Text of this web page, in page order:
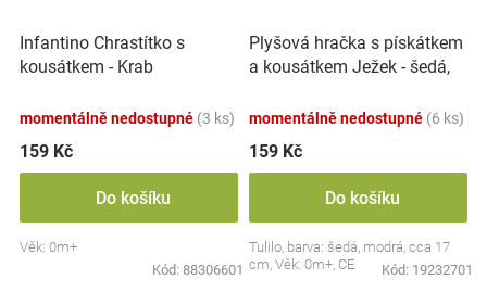
Infantino Chrastítko s
kousátkem - Krab
momentálně nedostupné (3 ks)
159 Kč
Do košíku
Věk: 0m+
Kód: 88306601
Plyšová hračka s pískátkem
a kousátkem Ježek - šedá,
momentálně nedostupné (6 ks)
159 Kč
Do košíku
Tulilo, barva: šedá, modrá, cca 17
cm, Věk: 0m+, CE
Kód: 19232701